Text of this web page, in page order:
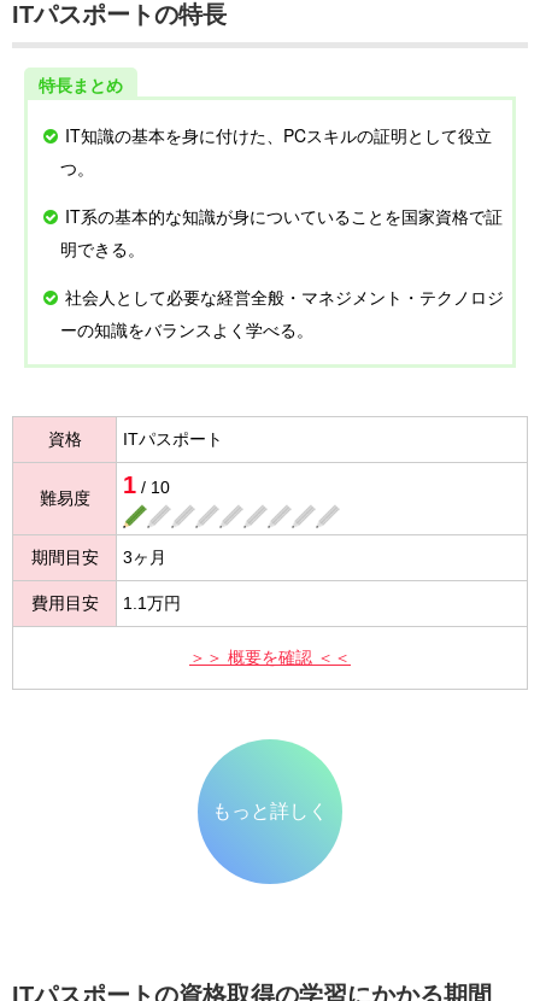
ITパスポートの特長
特長まとめ
IT知識の基本を身に付けた、PCスキルの証明として役立
つ。
IT系の基本的な知識が身についていることを国家資格で証
明できる。
社会人として必要な経営全般・マネジメント・テクノロジ
ーの知識をバランスよく学べる。
資格 ITパスポート
難易度
1 / 10
期間目安 3ヶ月
費用目安 1.1万円
＞＞ 概要を確認 ＜＜
もっと詳しく
ITパスポートの資格取得の学習にかかる期間